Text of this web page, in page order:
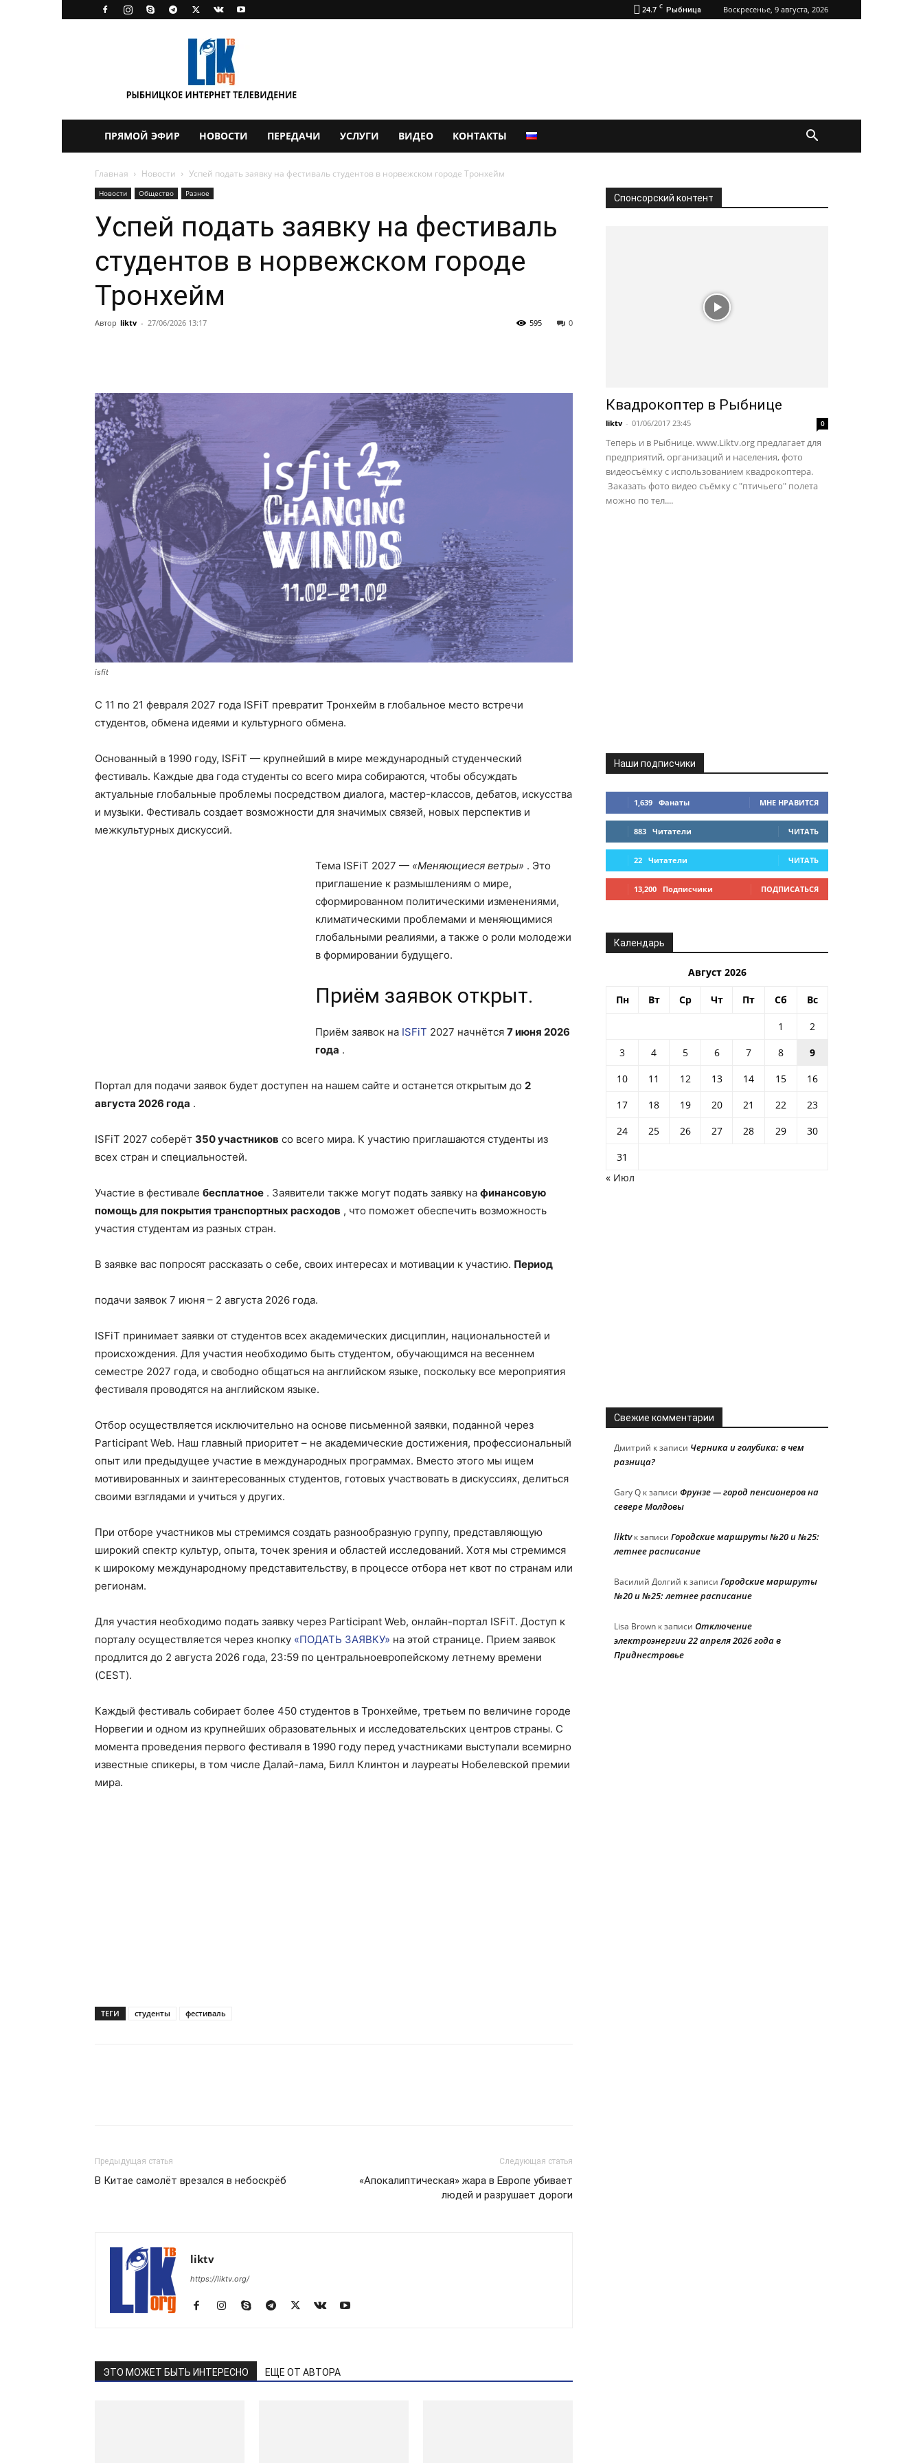
24.7 C Рыбница Воскресенье, 9 августа, 2026
ПРЯМОЙ ЭФИР НОВОСТИ ПЕРЕДАЧИ УСЛУГИ ВИДЕО КОНТАКТЫ
Главная Новости Успей подать заявку на фестиваль студентов в норвежском городе Тронхейм
Новости Общество Разное
Успей подать заявку на фестиваль
студентов в норвежском городе
Тронхейм
Автор liktv - 27/06/2026 13:17 0
595
isfit
С 11 по 21 февраля 2027 года ISFiT превратит Тронхейм в глобальное место встречи
студентов, обмена идеями и культурного обмена.
Основанный в 1990 году, ISFiT — крупнейший в мире международный студенческий
фестиваль. Каждые два года студенты со всего мира собираются, чтобы обсуждать
актуальные глобальные проблемы посредством диалога, мастер-классов, дебатов, искусства
и музыки. Фестиваль создает возможности для значимых связей, новых перспектив и
межкультурных дискуссий.
Тема ISFiT 2027 — «Меняющиеся ветры» . Это
приглашение к размышлениям о мире,
сформированном политическими изменениями,
климатическими проблемами и меняющимися
глобальными реалиями, а также о роли молодежи
в формировании будущего.
Приём заявок открыт.
Приём заявок на ISFiT 2027 начнётся 7 июня 2026
года .
Портал для подачи заявок будет доступен на нашем сайте и останется открытым до 2
августа 2026 года .
ISFiT 2027 соберёт 350 участников со всего мира. К участию приглашаются студенты из
всех стран и специальностей.
Участие в фестивале бесплатное . Заявители также могут подать заявку на финансовую
помощь для покрытия транспортных расходов , что поможет обеспечить возможность
участия студентам из разных стран.
В заявке вас попросят рассказать о себе, своих интересах и мотивации к участию. Период
подачи заявок 7 июня – 2 августа 2026 года.
ISFiT принимает заявки от студентов всех академических дисциплин, национальностей и
происхождения. Для участия необходимо быть студентом, обучающимся на весеннем
семестре 2027 года, и свободно общаться на английском языке, поскольку все мероприятия
фестиваля проводятся на английском языке.
Отбор осуществляется исключительно на основе письменной заявки, поданной через
Participant Web. Наш главный приоритет – не академические достижения, профессиональный
опыт или предыдущее участие в международных программах. Вместо этого мы ищем
мотивированных и заинтересованных студентов, готовых участвовать в дискуссиях, делиться
своими взглядами и учиться у других.
При отборе участников мы стремимся создать разнообразную группу, представляющую
широкий спектр культур, опыта, точек зрения и областей исследований. Хотя мы стремимся
к широкому международному представительству, в процессе отбора нет квот по странам или
регионам.
Для участия необходимо подать заявку через Participant Web, онлайн-портал ISFiT. Доступ к
порталу осуществляется через кнопку «ПОДАТЬ ЗАЯВКУ» на этой странице. Прием заявок
продлится до 2 августа 2026 года, 23:59 по центральноевропейскому летнему времени
(CEST).
Каждый фестиваль собирает более 450 студентов в Тронхейме, третьем по величине городе
Норвегии и одном из крупнейших образовательных и исследовательских центров страны. С
момента проведения первого фестиваля в 1990 году перед участниками выступали всемирно
известные спикеры, в том числе Далай-лама, Билл Клинтон и лауреаты Нобелевской премии
мира.
ТЕГИ студенты фестиваль
Предыдущая статья
В Китае самолёт врезался в небоскрёб
Следующая статья
«Апокалиптическая» жара в Европе убивает
людей и разрушает дороги
liktv
https://liktv.org/
ЭТО МОЖЕТ БЫТЬ ИНТЕРЕСНО ЕЩЕ ОТ АВТОРА
Спонсорский контент
Квадрокоптер в Рыбнице
liktv - 01/06/2017 23:45 0
Теперь и в Рыбнице. www.Liktv.org предлагает для
предприятий, организаций и населения, фото
видеосъёмку с использованием квадрокоптера.
Заказать фото видео съёмку с "птичьего" полета
можно по тел....
Наши подписчики
1,639 Фанаты МНЕ НРАВИТСЯ
883 Читатели ЧИТАТЬ
22 Читатели ЧИТАТЬ
13,200 Подписчики ПОДПИСАТЬСЯ
Календарь
Август 2026
Пн Вт Ср Чт Пт Сб Вс
1
2
3
4 5 6 7 8
9
10
11 12 13 14 15
16
17
18 19 20 21 22
23
24
25 26 27 28 29
30
31
« Июл
Свежие комментарии
Дмитрий к записи Черника и голубика: в чем
разница?
Gary Q к записи Фрунзе — город пенсионеров на
севере Молдовы
liktvк записи Городские маршруты №20 и №25:
летнее расписание
Василий Долгий к записи Городские маршруты
№20 и №25: летнее расписание
Lisa Brown к записи Отключение
электроэнергии 22 апреля 2026 года в
Приднестровье